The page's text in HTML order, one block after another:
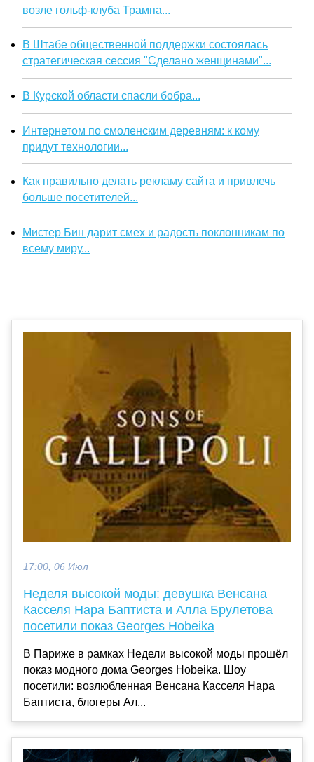
возле гольф-клуба Трампа...
В Штабе общественной поддержки состоялась
стратегическая сессия "Сделано женщинами"...
В Курской области спасли бобра...
Интернетом по смоленским деревням: к кому
придут технологии...
Как правильно делать рекламу сайта и привлечь
больше посетителей...
Мистер Бин дарит смех и радость поклонникам по
всему миру...
17:00, 06 Июл
Неделя высокой моды: девушка Венсана
Касселя Нара Баптиста и Алла Брулетова
посетили показ Georges Hobeika
В Париже в рамках Недели высокой моды прошёл
показ модного дома Georges Hobeika. Шоу
посетили: возлюбленная Венсана Касселя Нара
Баптиста, блогеры Ал...